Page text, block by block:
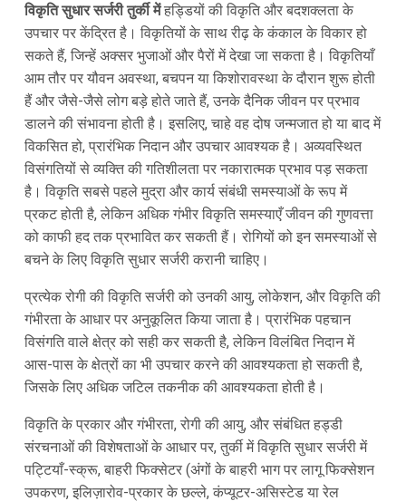
विकृति सुधार सर्जरी तुर्की मेंहड्डियों की विकृति और बदशक्लता के
उपचार पर केंद्रित है। विकृतियों के साथ रीढ़ के कंकाल के विकार हो
सकते हैं, जिन्हें अक्सर भुजाओं और पैरों में देखा जा सकता है। विकृतियाँ
आम तौर पर यौवन अवस्था, बचपन या किशोरावस्था के दौरान शुरू होती
हैं और जैसे-जैसे लोग बड़े होते जाते हैं, उनके दैनिक जीवन पर प्रभाव
डालने की संभावना होती है। इसलिए, चाहे वह दोष जन्मजात हो या बाद में
विकसित हो, प्रारंभिक निदान और उपचार आवश्यक है। अव्यवस्थित
विसंगतियों से व्यक्ति की गतिशीलता पर नकारात्मक प्रभाव पड़ सकता
है। विकृति सबसे पहले मुद्रा और कार्य संबंधी समस्याओं के रूप में
प्रकट होती है, लेकिन अधिक गंभीर विकृति समस्याएँ जीवन की गुणवत्ता
को काफी हद तक प्रभावित कर सकती हैं। रोगियों को इन समस्याओं से
बचने के लिए विकृति सुधार सर्जरी करानी चाहिए।
प्रत्येक रोगी की विकृति सर्जरी को उनकी आयु, लोकेशन, और विकृति की
गंभीरता के आधार पर अनुकूलित किया जाता है। प्रारंभिक पहचान
विसंगति वाले क्षेत्र को सही कर सकती है, लेकिन विलंबित निदान में
आस-पास के क्षेत्रों का भी उपचार करने की आवश्यकता हो सकती है,
जिसके लिए अधिक जटिल तकनीक की आवश्यकता होती है।
विकृति के प्रकार और गंभीरता, रोगी की आयु, और संबंधित हड्डी
संरचनाओं की विशेषताओं के आधार पर, तुर्की में विकृति सुधार सर्जरी में
पट्टियाँ-स्क्रू, बाहरी फिक्सेटर (अंगों के बाहरी भाग पर लागू फिक्सेशन
उपकरण, इलिज़ारोव-प्रकार के छल्ले, कंप्यूटर-असिस्टेड या रेल